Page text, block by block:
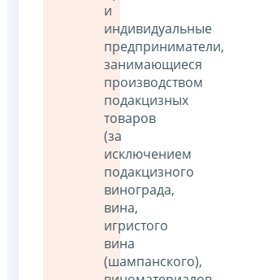
и
индивидуальные
предприниматели,
занимающиеся
производством
подакцизных
товаров
(за
исключением
подакцизного
винограда,
вина,
игристого
вина
(шампанского),